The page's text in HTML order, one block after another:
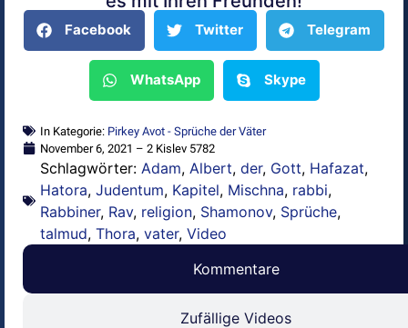
Facebook Twitter Telegram
WhatsApp Skype
In Kategorie: Pirkey Avot - Sprüche der Väter
November 6, 2021 – 2 Kislev 5782
Schlagwörter: Adam, Albert, der, Gott, Hafazat,
Hatora, Judentum, Kapitel, Mischna, rabbi,
Rabbiner, Rav, religion, Shamonov, Sprüche,
talmud, Thora, vater, Video
Kommentare
Zufällige Videos